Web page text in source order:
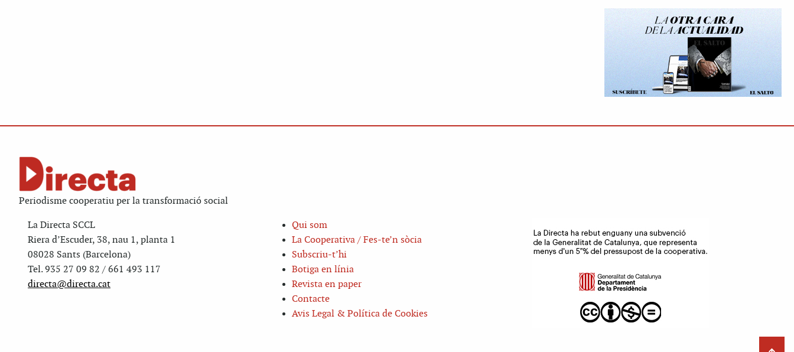
Periodisme cooperatiu per la transformació social
La Directa SCCL
Riera d’Escuder, 38, nau 1, planta 1
08028 Sants (Barcelona)
Tel. 935 27 09 82 / 661 493 117
directa@directa.cat
Qui som
La Cooperativa / Fes-te’n sòcia
Subscriu-t’hi
Botiga en línia
Revista en paper
Contacte
Avis Legal & Política de Cookies